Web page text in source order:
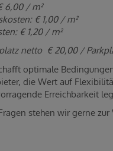
6,00 / m²
€ 1,00 / m²
€ 1,20 / m²
netto € 20,00 /
optimale
die Wert auf
Erreichbarkeit
stehen wir gerne zur